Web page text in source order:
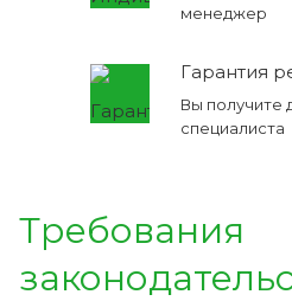
менеджер
Гарантия
Вы получите
специалиста
Требования